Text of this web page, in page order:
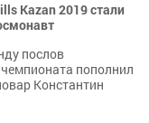
Kazan 2019 стали
послов
пополнил
Константин